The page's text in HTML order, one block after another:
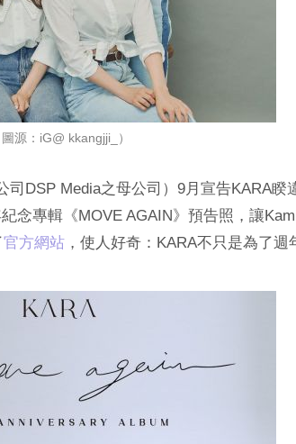
源：iG@ kkangjji_）
司DSP Media之母公司）9月宣告KARA睽
念專輯《MOVE AGAIN》預告照，讓
‎官方網站，使人好奇：KARA不只是為了週